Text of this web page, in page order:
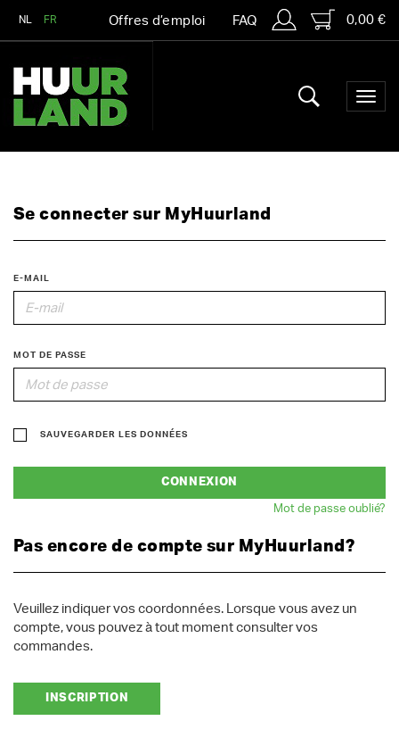
NL FR Offres d’emploi FAQ 0,00 €
Se connecter sur MyHuurland
E-MAIL
MOT DE PASSE
SAUVEGARDER LES DONNÉES
CONNEXION
Mot de passe oublié?
Pas encore de compte sur MyHuurland?
Veuillez indiquer vos coordonnées. Lorsque vous avez un
compte, vous pouvez à tout moment consulter vos
commandes.
INSCRIPTION